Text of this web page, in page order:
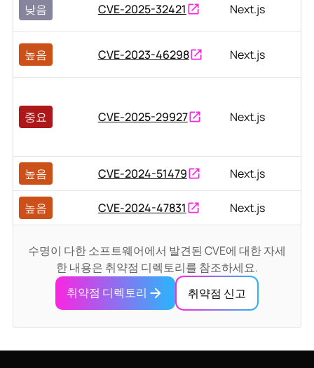
낮음 CVE-2025-32421 Next.js
높음 CVE-2023-46298 Next.js
중요 CVE-2025-29927 Next.js
높음 CVE-2024-51479 Next.js
높음 CVE-2024-47831 Next.js
수명이 다한 소프트웨어에서 발견된 CVE에 대한 자세
한 내용은 취약점 디렉토리를 참조하세요.
취약점 디렉토리
취약점 신고